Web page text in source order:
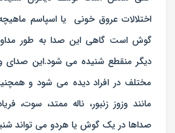
اختلالات عروق خونی یا اسپاسم
گوش است گاهی این صدا به طور
دیگر منقطع شنیده می شود.این صدای
مختلف در افراد دیده می شود و
مانند وزوز زنبور، ناله ممتد، سوت،
صداها در یک گوش یا هردو می تواند